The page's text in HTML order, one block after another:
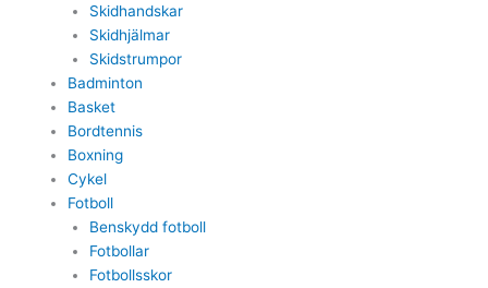
Skidhandskar
Skidhjälmar
Skidstrumpor
Badminton
Basket
Bordtennis
Boxning
Cykel
Fotboll
Benskydd fotboll
Fotbollar
Fotbollsskor